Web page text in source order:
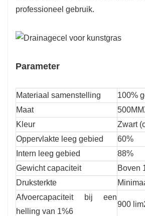
professioneel gebruik.
Parameter
Materiaal samenstelling
100%
Maat
Kleur
Zwart
Oppervlakte leeg gebied
60%
Intern leeg gebied
88%
Gewicht capaciteit
Boven
Druksterkte
Afvoercapaciteit bij een
helling van 1%6
900